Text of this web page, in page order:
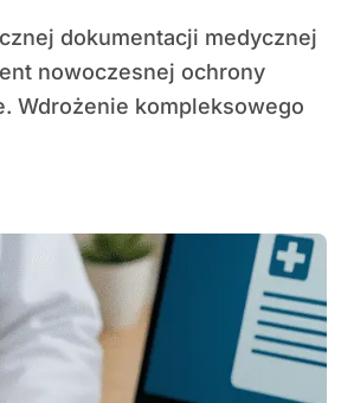
nowoczesnej ochrony
Wdrożenie kompleksowego